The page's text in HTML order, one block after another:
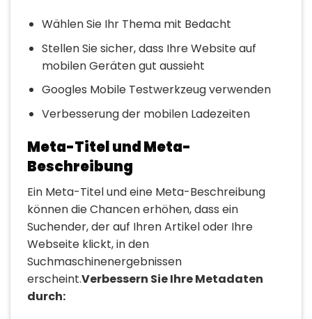
Wählen Sie Ihr Thema mit Bedacht
Stellen Sie sicher, dass Ihre Website auf
mobilen Geräten gut aussieht
Googles Mobile Testwerkzeug verwenden
Verbesserung der mobilen Ladezeiten
Meta-Titel und Meta-
Beschreibung
Ein Meta-Titel und eine Meta-Beschreibung
können die Chancen erhöhen, dass ein
Suchender, der auf Ihren Artikel oder Ihre
Webseite klickt, in den
Suchmaschinenergebnissen
erscheint.Verbessern Sie Ihre Metadaten
durch: